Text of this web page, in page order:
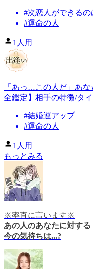
#次恋人ができるの
#運命の人
1人用
「あっ…この人だ」あ
全鑑定】相手の特徴/タ
#結婚運アップ
#運命の人
1人用
もっとみる
※率直に言います※
あの人のあなたに対する
今の気持ちは...?